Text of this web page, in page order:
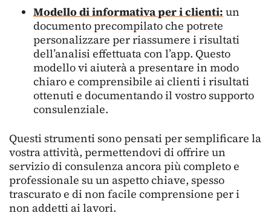
Modello di informativa per i clienti: un
documento precompilato che potrete
personalizzare per riassumere i risultati
dell’analisi effettuata con l’app. Questo
modello vi aiuterà a presentare in modo
chiaro e comprensibile ai clienti i risultati
ottenuti e documentando il vostro supporto
consulenziale.
Questi strumenti sono pensati per semplificare la
vostra attività, permettendovi di offrire un
servizio di consulenza ancora più completo e
professionale su un aspetto chiave, spesso
trascurato e di non facile comprensione per i
non addetti ai lavori.